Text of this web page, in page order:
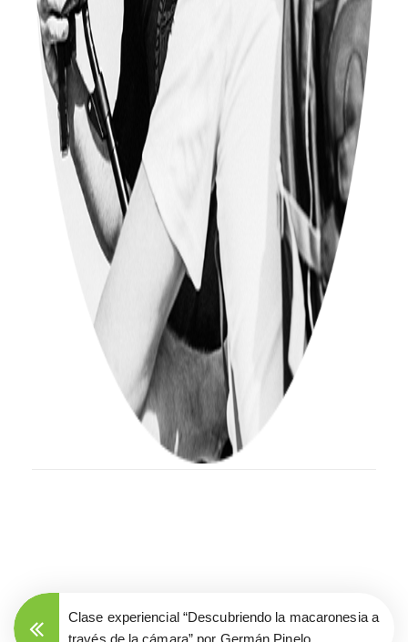
Clase experiencial “Descubriendo la macaronesia a
través de la cámara” por Germán Pinelo